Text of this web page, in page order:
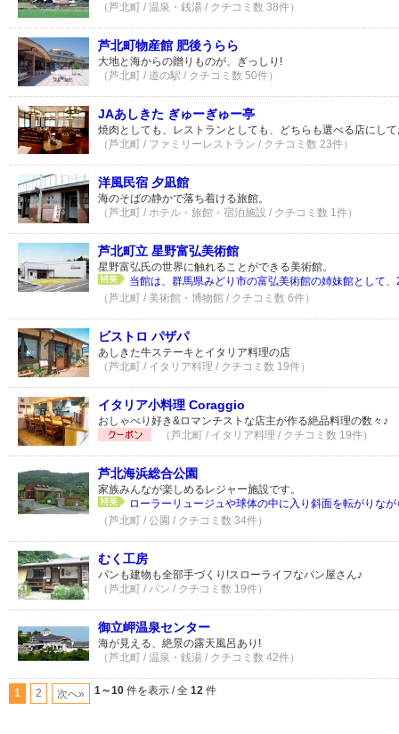
（芦北町 / 温泉・銭湯 / クチコミ数 38件）
芦北町物産館 肥後うらら
大地と海からの贈りものが、ぎっしり!
（芦北町 / 道の駅 / クチコミ数 50件）
JAあしきた ぎゅーぎゅー亭
焼肉としても、レストランとしても、どちらも選べる店にし
（芦北町 / ファミリーレストラン / クチコミ数 23件）
洋風民宿 夕凪館
海のそばの静かで落ち着ける旅館。
（芦北町 / ホテル・旅館・宿泊施設 / クチコミ数 1件）
芦北町立 星野富弘美術館
星野富弘氏の世界に触れることができる美術館。
当館は、群馬県みどり市の富弘美術館の姉妹館として
（芦北町 / 美術館・博物館 / クチコミ数 6件）
ビストロ パザパ
あしきた牛ステーキとイタリア料理の店
（芦北町 / イタリア料理 / クチコミ数 19件）
イタリア小料理 Coraggio
おしゃべり好き&ロマンチストな店主が作る絶品料理の数々♪
（芦北町 / イタリア料理 / クチコミ数 19件）
芦北海浜総合公園
家族みんなが楽しめるレジャー施設です。
ローラーリュージュや球体の中に入り斜面を転がりな
（芦北町 / 公園 / クチコミ数 34件）
むく工房
パンも建物も全部手づくり!スローライフなパン屋さん♪
（芦北町 / パン / クチコミ数 19件）
御立岬温泉センター
海が見える、絶景の露天風呂あり!
（芦北町 / 温泉・銭湯 / クチコミ数 42件）
1 2 次へ» 1～10 件を表示 / 全 12 件